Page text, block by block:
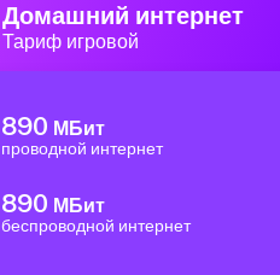
Домашний интернет
Тариф игровой
890 МБит
проводной интернет
890 МБит
беспроводной интернет